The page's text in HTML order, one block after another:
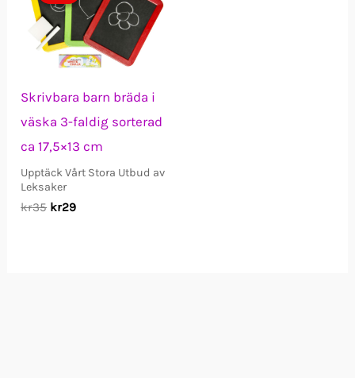
Skrivbara barn bräda i
väska 3-faldig sorterad
ca 17,5×13 cm
Upptäck Vårt Stora Utbud av
Leksaker
kr35 Det
kr29Det